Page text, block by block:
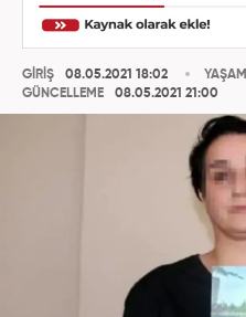
GİRİŞ
08.05.2021 18:02
GÜNCELLEME
08.05.2021 21:00
YAŞAM